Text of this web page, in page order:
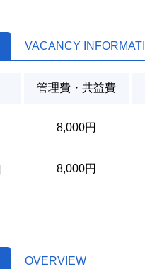
VACANCY
管理費・共益費
8,000円
8,000円
OVERVIEW